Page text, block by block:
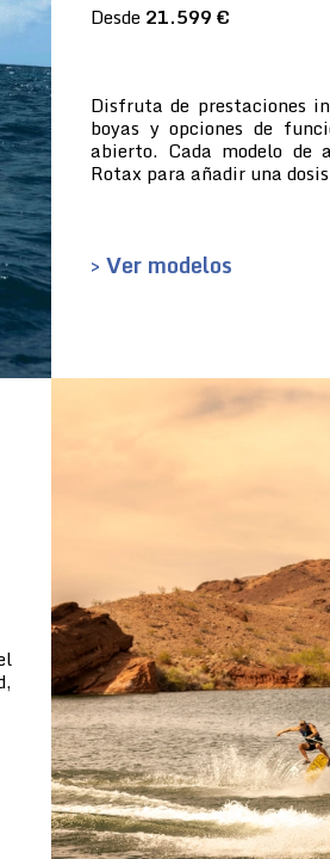
Desde 21.599 €
Disfruta de prestaciones
boyas y opciones de
abierto. Cada modelo de
Rotax para añadir una
> Ver modelos